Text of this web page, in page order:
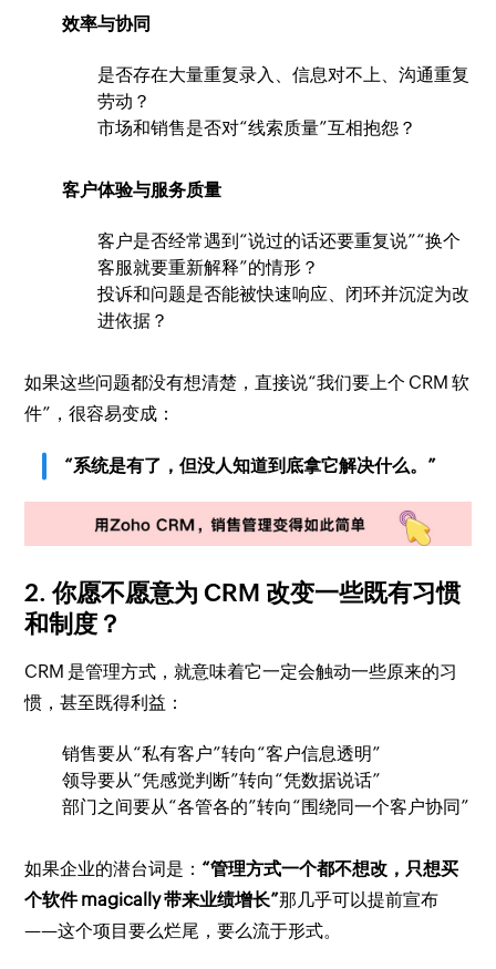
效率与协同
是否存在大量重复录入、信息对不上、沟通重复
劳动？
市场和销售是否对“线索质量”互相抱怨？
客户体验与服务质量
客户是否经常遇到“说过的话还要重复说”“换个
客服就要重新解释”的情形？
投诉和问题是否能被快速响应、闭环并沉淀为改
进依据？
如果这些问题都没有想清楚，直接说“我们要上个 CRM 软
件”，很容易变成：
“系统是有了，但没人知道到底拿它解决什么。”
2. 你愿不愿意为 CRM 改变一些既有习惯
和制度？
CRM 是管理方式，就意味着它一定会触动一些原来的习
惯，甚至既得利益：
销售要从“私有客户”转向“客户信息透明”
领导要从“凭感觉判断”转向“凭数据说话”
部门之间要从“各管各的”转向“围绕同一个客户协同”
如果企业的潜台词是： “管理方式一个都不想改，只想买
个软件 magically 带来业绩增长”那几乎可以提前宣布
——这个项目要么烂尾，要么流于形式。